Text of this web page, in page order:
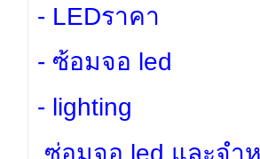
- LEDราคา
- ซ้อมจอ led
- lighting
ซ่อมจอ led และจำ